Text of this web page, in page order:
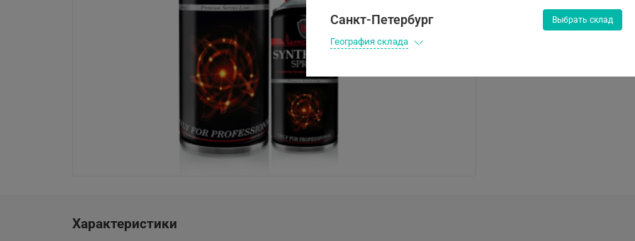
Купить в 1 клик
Характеристики
Санкт-Петербург Выбрать склад
География склада